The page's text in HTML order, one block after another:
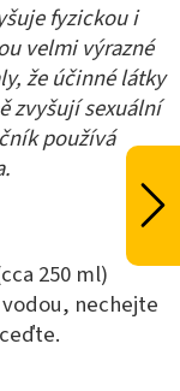
fyzickou i
velmi výrazné
že účinné látky
zvyšují sexuální
používá
250 ml)
nechejte